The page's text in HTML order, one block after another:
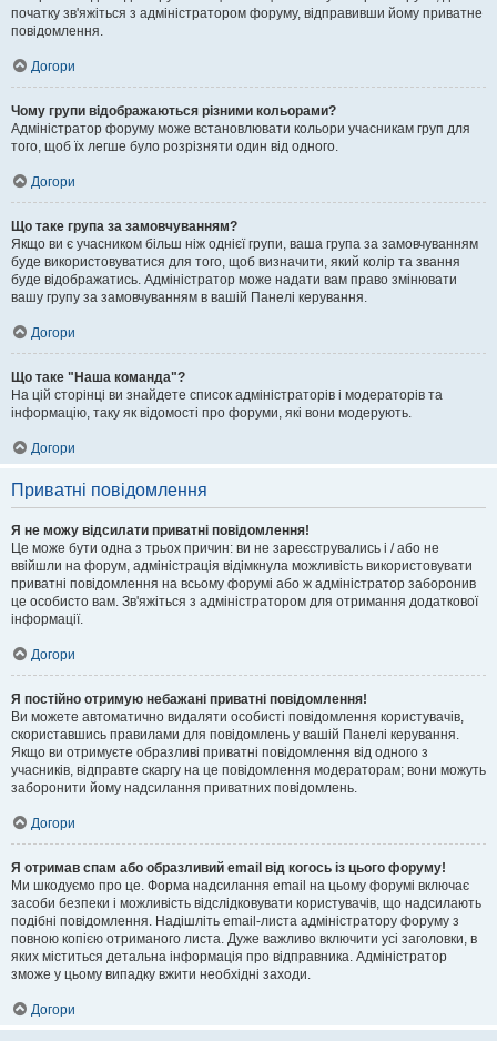
початку зв'яжіться з адміністратором форуму, відправивши йому приватне
повідомлення.
Догори
Чому групи відображаються різними кольорами?
Адміністратор форуму може встановлювати кольори учасникам груп для
того, щоб їх легше було розрізняти один від одного.
Догори
Що таке група за замовчуванням?
Якщо ви є учасником більш ніж однієї групи, ваша група за замовчуванням
буде використовуватися для того, щоб визначити, який колір та звання
буде відображатись. Адміністратор може надати вам право змінювати
вашу групу за замовчуванням в вашій Панелі керування.
Догори
Що таке "Наша команда"?
На цій сторінці ви знайдете список адміністраторів і модераторів та
інформацію, таку як відомості про форуми, які вони модерують.
Догори
Приватні повідомлення
Я не можу відсилати приватні повідомлення!
Це може бути одна з трьох причин: ви не зареєструвались і / або не
ввійшли на форум, адміністрація відімкнула можливість використовувати
приватні повідомлення на всьому форумі або ж адміністратор заборонив
це особисто вам. Зв'яжіться з адміністратором для отримання додаткової
інформації.
Догори
Я постійно отримую небажані приватні повідомлення!
Ви можете автоматично видаляти особисті повідомлення користувачів,
скориставшись правилами для повідомлень у вашій Панелі керування.
Якщо ви отримуєте образливі приватні повідомлення від одного з
учасників, відправте скаргу на це повідомлення модераторам; вони можуть
заборонити йому надсилання приватних повідомлень.
Догори
Я отримав спам або образливий email від когось із цього форуму!
Ми шкодуємо про це. Форма надсилання email на цьому форумі включає
засоби безпеки і можливість відслідковувати користувачів, що надсилають
подібні повідомлення. Надішліть email-листа адміністратору форуму з
повною копією отриманого листа. Дуже важливо включити усі заголовки, в
яких міститься детальна інформація про відправника. Адміністратор
зможе у цьому випадку вжити необхідні заходи.
Догори